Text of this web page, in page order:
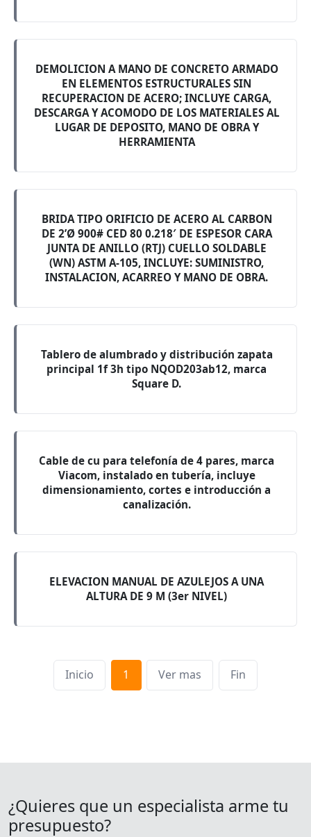
DEMOLICION A MANO DE CONCRETO ARMADO
EN ELEMENTOS ESTRUCTURALES SIN
RECUPERACION DE ACERO; INCLUYE CARGA,
DESCARGA Y ACOMODO DE LOS MATERIALES AL
LUGAR DE DEPOSITO, MANO DE OBRA Y
HERRAMIENTA
BRIDA TIPO ORIFICIO DE ACERO AL CARBON
DE 2’Ø 900# CED 80 0.218′ DE ESPESOR CARA
JUNTA DE ANILLO (RTJ) CUELLO SOLDABLE
(WN) ASTM A-105, INCLUYE: SUMINISTRO,
INSTALACION, ACARREO Y MANO DE OBRA.
Tablero de alumbrado y distribución zapata
principal 1f 3h tipo NQOD203ab12, marca
Square D.
Cable de cu para telefonía de 4 pares, marca
Viacom, instalado en tubería, incluye
dimensionamiento, cortes e introducción a
canalización.
ELEVACION MANUAL DE AZULEJOS A UNA
ALTURA DE 9 M (3er NIVEL)
Inicio 1 Ver mas Fin
¿Quieres que un especialista arme tu
presupuesto?